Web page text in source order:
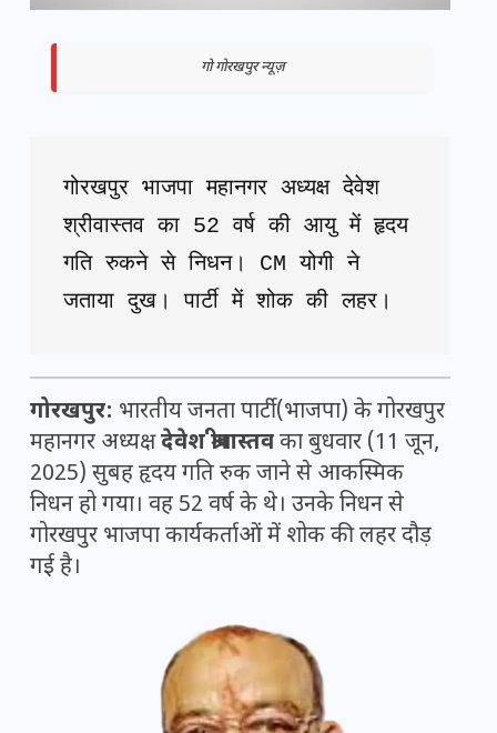
गो गोरखपुर न्यूज़
गोरखपुर भाजपा महानगर अध्यक्ष देवेश
श्रीवास्तव का 52 वर्ष की आयु में हृदय
गति रुकने से निधन। CM योगी ने
जताया दुख। पार्टी में शोक की लहर।
गोरखपुर: भारतीय जनता पार्टी (भाजपा) के गोरखपुर
महानगर अध्यक्षदेवेश श्रीवास्तवका बुधवार (11 जून,
2025) सुबह हृदय गति रुक जाने से आकस्मिक
निधन हो गया। वह 52 वर्ष के थे। उनके निधन से
गोरखपुर भाजपा कार्यकर्ताओं में शोक की लहर दौड़
गई है।